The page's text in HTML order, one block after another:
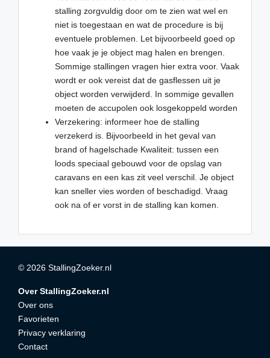
stalling zorgvuldig door om te zien wat wel en
niet is toegestaan en wat de procedure is bij
eventuele problemen. Let bijvoorbeeld goed op
hoe vaak je je object mag halen en brengen.
Sommige stallingen vragen hier extra voor. Vaak
wordt er ook vereist dat de gasflessen uit je
object worden verwijderd. In sommige gevallen
moeten de accupolen ook losgekoppeld worden
Verzekering: informeer hoe de stalling
verzekerd is. Bijvoorbeeld in het geval van
brand of hagelschade Kwaliteit: tussen een
loods speciaal gebouwd voor de opslag van
caravans en een kas zit veel verschil. Je object
kan sneller vies worden of beschadigd. Vraag
ook na of er vorst in de stalling kan komen.
© 2026 StallingZoeker.nl
Over StallingZoeker.nl
Over ons
Favorieten
Privacy verklaring
Contact